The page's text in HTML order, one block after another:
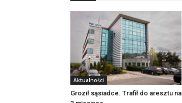
Aktualności
Groził sąsiadce. Trafił do aresztu na